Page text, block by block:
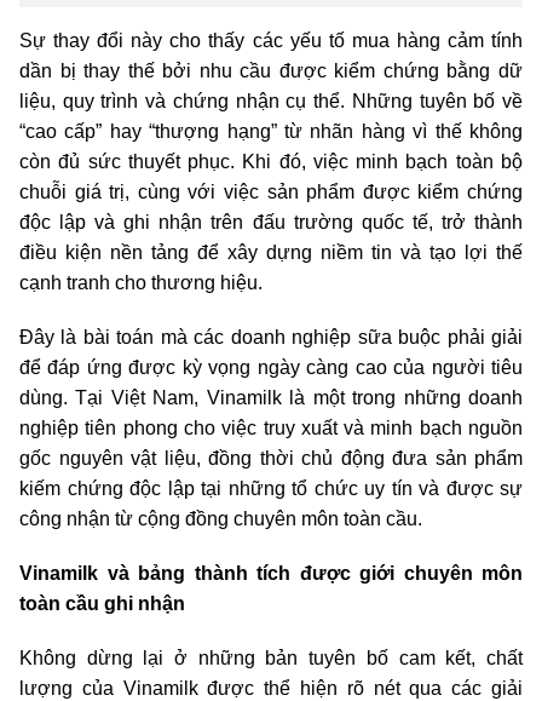
Sự thay đổi này cho thấy các yếu tố mua hàng cảm tính
dần bị thay thế bởi nhu cầu được kiểm chứng bằng dữ
liệu, quy trình và chứng nhận cụ thể. Những tuyên bố về
“cao cấp” hay “thượng hạng” từ nhãn hàng vì thế không
còn đủ sức thuyết phục. Khi đó, việc minh bạch toàn bộ
chuỗi giá trị, cùng với việc sản phẩm được kiểm chứng
độc lập và ghi nhận trên đấu trường quốc tế, trở thành
điều kiện nền tảng để xây dựng niềm tin và tạo lợi thế
cạnh tranh cho thương hiệu.
Đây là bài toán mà các doanh nghiệp sữa buộc phải giải
để đáp ứng được kỳ vọng ngày càng cao của người tiêu
dùng. Tại Việt Nam, Vinamilk là một trong những doanh
nghiệp tiên phong cho việc truy xuất và minh bạch nguồn
gốc nguyên vật liệu, đồng thời chủ động đưa sản phẩm
kiếm chứng độc lập tại những tổ chức uy tín và được sự
công nhận từ cộng đồng chuyên môn toàn cầu.
Vinamilk và bảng thành tích được giới chuyên môn
toàn cầu ghi nhận
Không dừng lại ở những bản tuyên bố cam kết, chất
lượng của Vinamilk được thể hiện rõ nét qua các giải